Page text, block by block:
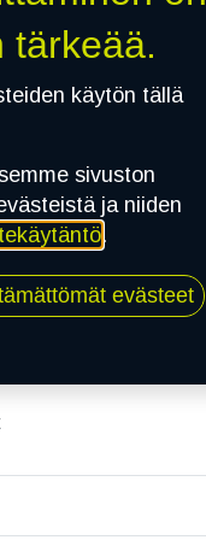
tärkeää.
käytön tällä
sivuston
ja niiden
.
evästeet